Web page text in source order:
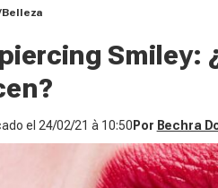
Belleza
Smiley:
el 24/02/21 à 10:50 Por Bechra